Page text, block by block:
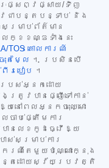
ៈផ្សព្វផ្សាយ/ទិញ
ជាបន្តបន្ទាប់ និង
ម្រាប់ព័ត៌មាន
ក្ខខណ្ឌទាំងនេះ
TOS គោលការណ៍
តម្លៃ ។ ប្រសិនបើ
របៀប ។
របស់អ្នកដោយ
រូវបានផ្ញើទៅកាន់
ៅពេលអ្នកចុះឈ្មោះ
ាប់ផ្តើមការ
នលេខកូដធ្វើឱ្យ
សម្រាប់ការ
រណ៍តែមួយប៉ុណ្ណោះក្នុង
តដោយស្វ័យប្រវត្តិ